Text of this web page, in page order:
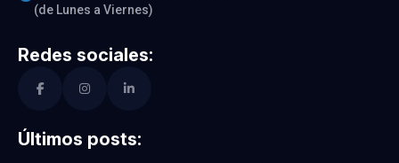
(de Lunes a Viernes)
Redes sociales:
Últimos posts: